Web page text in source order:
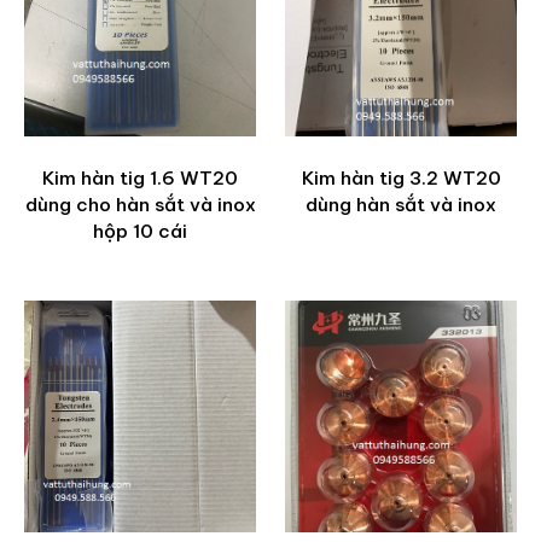
Kim hàn tig 1.6 WT20
dùng cho hàn sắt và inox
hộp 10 cái
Kim hàn tig 3.2 WT20
dùng hàn sắt và inox